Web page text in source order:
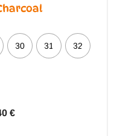
30 31 32
€